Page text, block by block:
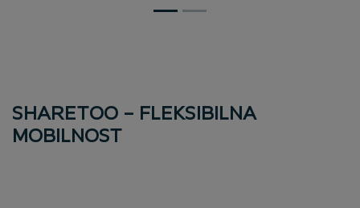
SHARETOO – FLEKSIBILNA
MOBILNOST